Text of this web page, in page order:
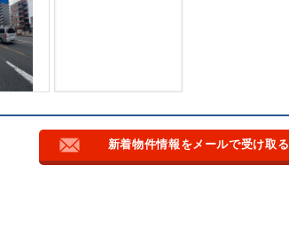
新着物件情報をメールで受け取る